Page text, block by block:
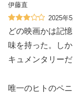
伊藤直
2025年
どの映画かは記
味を持った。し
キュメンタリーだ
唯一のヒトのペ